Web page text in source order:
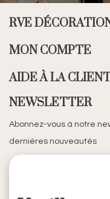
RVE
MON COMPTE
AIDE À LA
NEWSLETTER
Abonnez-vous à notre
dernières nouveautés